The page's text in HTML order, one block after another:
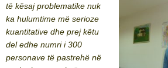
të kësaj problematike nuk
ka hulumtime më serioze
kuantitative dhe prej këtu
del edhe numri i 300
personave të pastrehë në